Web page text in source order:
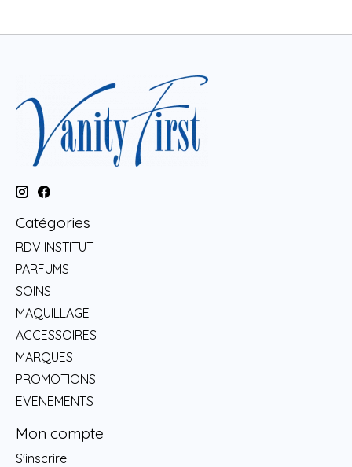
Catégories
RDV INSTITUT
PARFUMS
SOINS
MAQUILLAGE
ACCESSOIRES
MARQUES
PROMOTIONS
EVENEMENTS
Mon compte
S'inscrire